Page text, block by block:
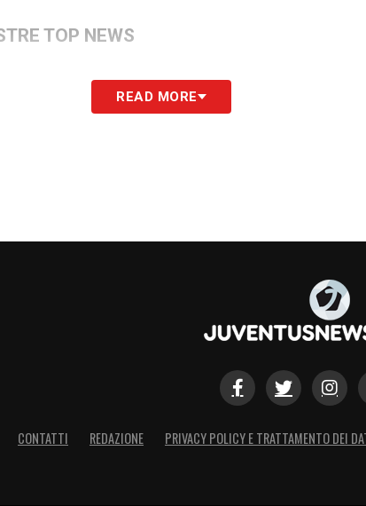
TOP NEWS
READ MORE
CONTATTI REDAZIONE PRIVACY POLICY E TRATTAMENTO DEI